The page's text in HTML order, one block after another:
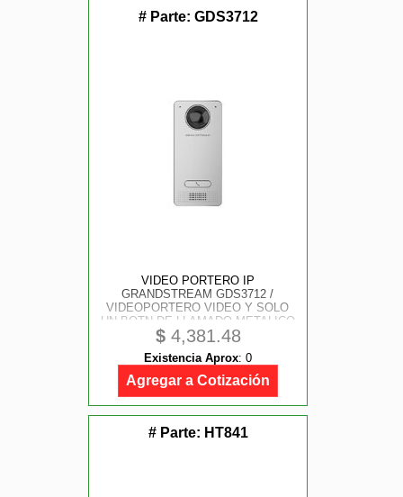
# Parte: GDS3712
VIDEO PORTERO IP
GRANDSTREAM GDS3712 /
VIDEOPORTERO VIDEO Y SOLO
UN BOTN DE LLAMADO METALICO
$4,381.48
Existencia Aprox: 0
Agregar a Cotización
# Parte: HT841